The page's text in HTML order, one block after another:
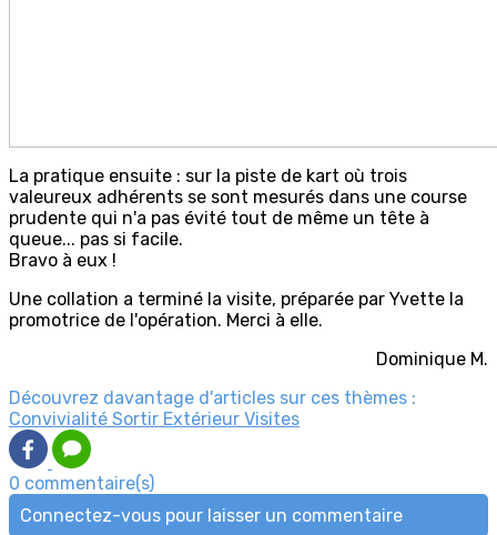
La pratique ensuite : sur la piste de kart où trois
valeureux adhérents se sont mesurés dans une course
prudente qui n'a pas évité tout de même un tête à
queue... pas si facile.
Bravo à eux !
Une collation a terminé la visite, préparée par Yvette la
promotrice de l'opération. Merci à elle.
Dominique M.
Découvrez davantage d'articles sur ces thèmes :
Convivialité Sortir Extérieur Visites
0 commentaire(s)
Connectez-vous pour laisser un commentaire